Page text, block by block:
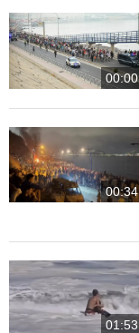
00:00
00:34
01:53